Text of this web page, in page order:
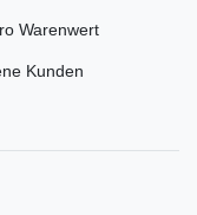
Warenwert
Kunden